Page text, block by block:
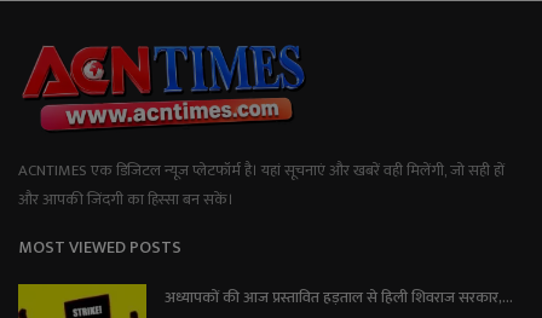
ACNTIMES एक डिजिटल न्यूज प्लेटफॉर्म है। यहां सूचनाएं और खबरें वही मिलेंगी, जो सही हों
और आपकी जिंदगी का हिस्सा बन सकें।
MOST VIEWED POSTS
अध्यापकों की आज प्रस्तावित हड़ताल से हिली शिवराज सरकार,...